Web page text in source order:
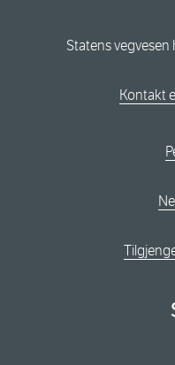
Statens vegvesen
Kontakt